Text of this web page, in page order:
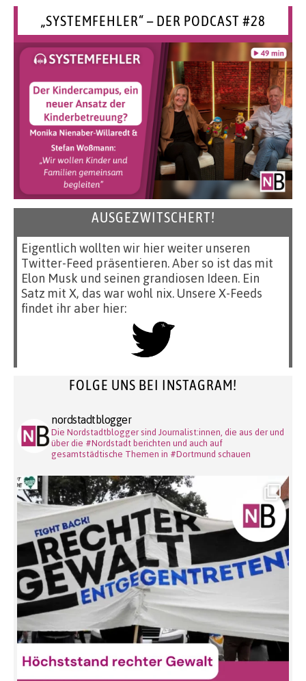
„SYSTEMFEHLER“ – DER PODCAST #28
AUSGEZWITSCHERT!
Eigentlich wollten wir hier weiter unseren
Twitter-Feed präsentieren. Aber so ist das mit
Elon Musk und seinen grandiosen Ideen. Ein
Satz mit X, das war wohl nix. Unsere X-Feeds
findet ihr aber hier:
FOLGE UNS BEI INSTAGRAM!
nordstadtblogger
Die Nordstadtblogger sind Journalist:innen, die aus der und
über die #Nordstadt berichten und auch auf
gesamtstädtische Themen in #Dortmund schauen